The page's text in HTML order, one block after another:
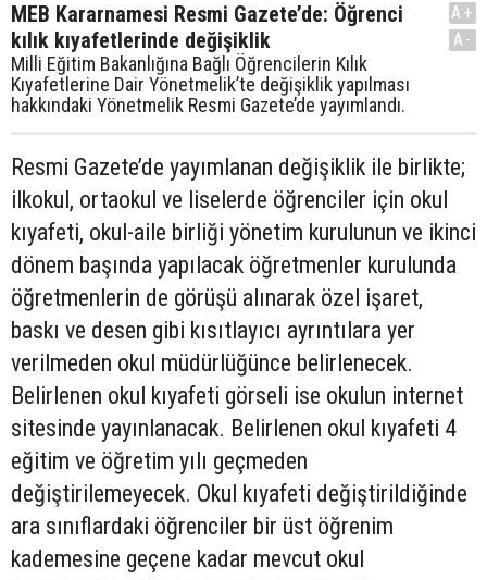
MEB Kararnamesi Resmi Gazete’de: Öğrenci
kılık kıyafetlerinde değişiklik
Milli Eğitim Bakanlığına Bağlı Öğrencilerin Kılık
Kıyafetlerine Dair Yönetmelik’te değişiklik yapılması
hakkındaki Yönetmelik Resmi Gazete’de yayımlandı.
A+
A-
Resmi Gazete’de yayımlanan değişiklik ile birlikte;
ilkokul, ortaokul ve liselerde öğrenciler için okul
kıyafeti, okul-aile birliği yönetim kurulunun ve ikinci
dönem başında yapılacak öğretmenler kurulunda
öğretmenlerin de görüşü alınarak özel işaret,
baskı ve desen gibi kısıtlayıcı ayrıntılara yer
verilmeden okul müdürlüğünce belirlenecek.
Belirlenen okul kıyafeti görseli ise okulun internet
sitesinde yayınlanacak. Belirlenen okul kıyafeti 4
eğitim ve öğretim yılı geçmeden
değiştirilemeyecek. Okul kıyafeti değiştirildiğinde
ara sınıflardaki öğrenciler bir üst öğrenim
kademesine geçene kadar mevcut okul